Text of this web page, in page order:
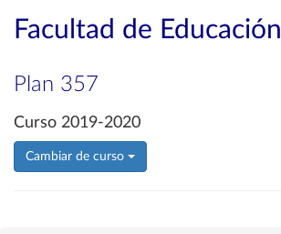
Facultad de Educación
Plan 357
Curso 2019-2020
Cambiar de curso